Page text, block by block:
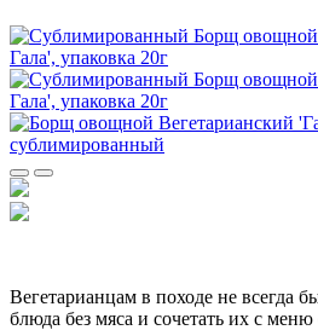
Вегетарианцам в походе не всегда
блюда без мяса и сочетать их с